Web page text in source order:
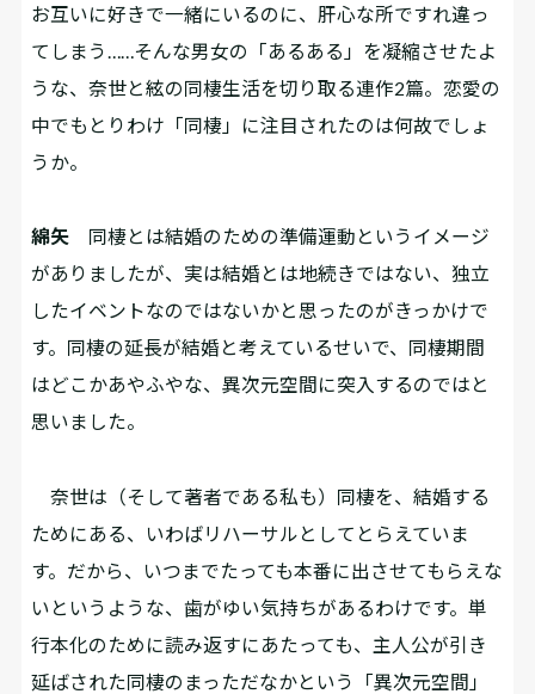
――お互いに好きで一緒にいるのに、肝心な所ですれ違っ
てしまう……そんな男女の「あるある」を凝縮させたよ
うな、奈世と絃の同棲生活を切り取る連作2篇。恋愛の
中でもとりわけ「同棲」に注目されたのは何故でしょ
うか。
綿矢 同棲とは結婚のための準備運動というイメージ
がありましたが、実は結婚とは地続きではない、独立
したイベントなのではないかと思ったのがきっかけで
す。同棲の延長が結婚と考えているせいで、同棲期間
はどこかあやふやな、異次元空間に突入するのではと
思いました。
奈世は（そして著者である私も）同棲を、結婚する
ためにある、いわばリハーサルとしてとらえていま
す。だから、いつまでたっても本番に出させてもらえな
いというような、歯がゆい気持ちがあるわけです。単
行本化のために読み返すにあたっても、主人公が引き
延ばされた同棲のまっただなかという「異次元空間」